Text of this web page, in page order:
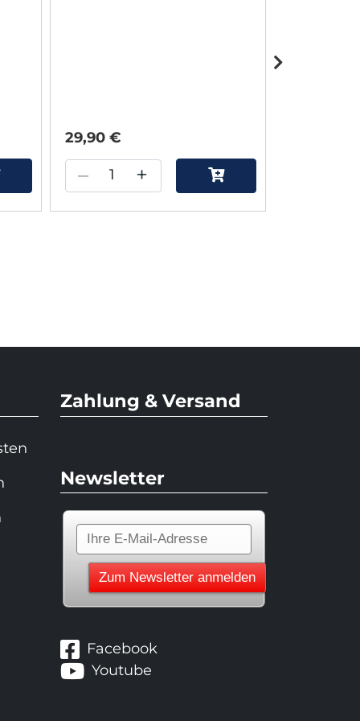
29,90 €
– +
Zahlung & Versand
Newsletter
Facebook
Youtube